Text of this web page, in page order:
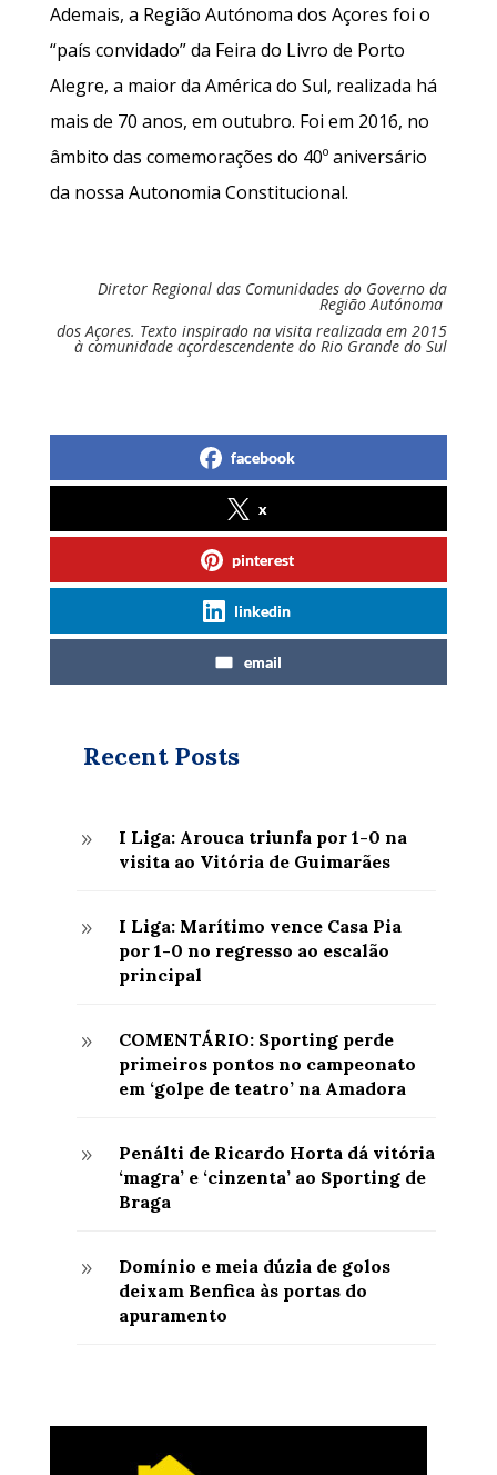
Ademais, a Região Autónoma dos Açores foi o
“país convidado” da Feira do Livro de Porto
Alegre, a maior da América do Sul, realizada há
mais de 70 anos, em outubro. Foi em 2016, no
âmbito das comemorações do 40º aniversário
da nossa Autonomia Constitucional.
Diretor Regional das Comunidades do Governo da
Região Autónoma
dos Açores. Texto inspirado na visita realizada em 2015
à comunidade açordescendente do Rio Grande do Sul
facebook
x
pinterest
linkedin
email
Recent Posts
9
I Liga: Arouca triunfa por 1-0 na
visita ao Vitória de Guimarães
9
I Liga: Marítimo vence Casa Pia
por 1-0 no regresso ao escalão
principal
9
COMENTÁRIO: Sporting perde
primeiros pontos no campeonato
em ‘golpe de teatro’ na Amadora
9
Penálti de Ricardo Horta dá vitória
‘magra’ e ‘cinzenta’ ao Sporting de
Braga
9
Domínio e meia dúzia de golos
deixam Benfica às portas do
apuramento